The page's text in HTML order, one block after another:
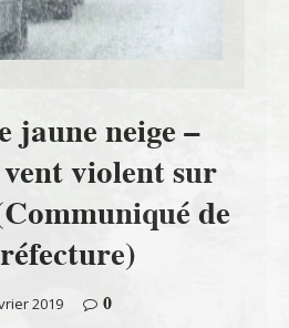
jaune neige –
violent sur
de
2019
0